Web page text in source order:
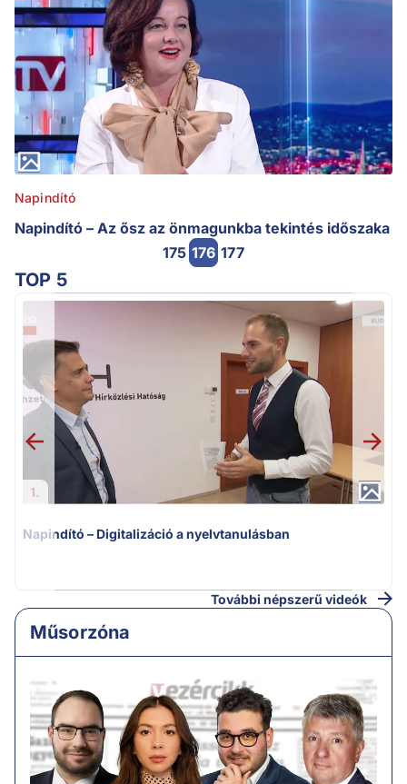
Napindító
Napindító – Az ősz az önmagunkba tekintés időszaka
175 176 177
TOP 5
1.
Napindító – Digitalizáció a nyelvtanulásban
További népszerű videók
Műsorzóna